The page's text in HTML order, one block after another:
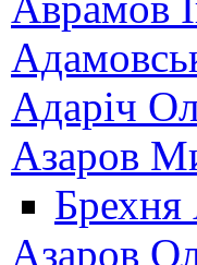
Адаріч
Азаров
Брехня
Азаров